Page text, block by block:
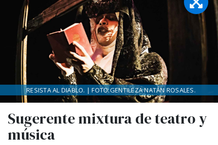
Sugerente mixtura de teatro y
música
RESISTA AL DIABLO. | FOTO:GENTILEZA NATÁN ROSALES.